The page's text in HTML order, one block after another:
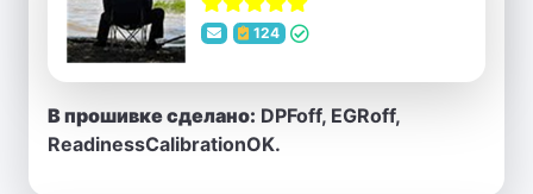
124
В прошивке сделано: DPFoff, EGRoff,
ReadinessCalibrationOK.